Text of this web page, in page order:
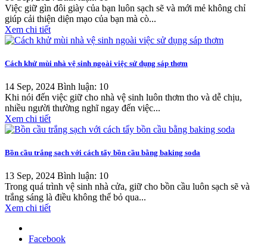
Việc giữ gìn đôi giày của bạn luôn sạch sẽ và mới mẻ không chỉ
giúp cải thiện diện mạo của bạn mà cò...
Xem chi tiết
Cách khử mùi nhà vệ sinh ngoài việc sử dụng sáp thơm
14 Sep, 2024 Bình luận: 10
Khi nói đến việc giữ cho nhà vệ sinh luôn thơm tho và dễ chịu,
nhiều người thường nghĩ ngay đến việc...
Xem chi tiết
Bồn cầu trắng sạch với cách tẩy bồn cầu bằng baking soda
13 Sep, 2024 Bình luận: 10
Trong quá trình vệ sinh nhà cửa, giữ cho bồn cầu luôn sạch sẽ và
trắng sáng là điều không thể bỏ qua...
Xem chi tiết
Facebook